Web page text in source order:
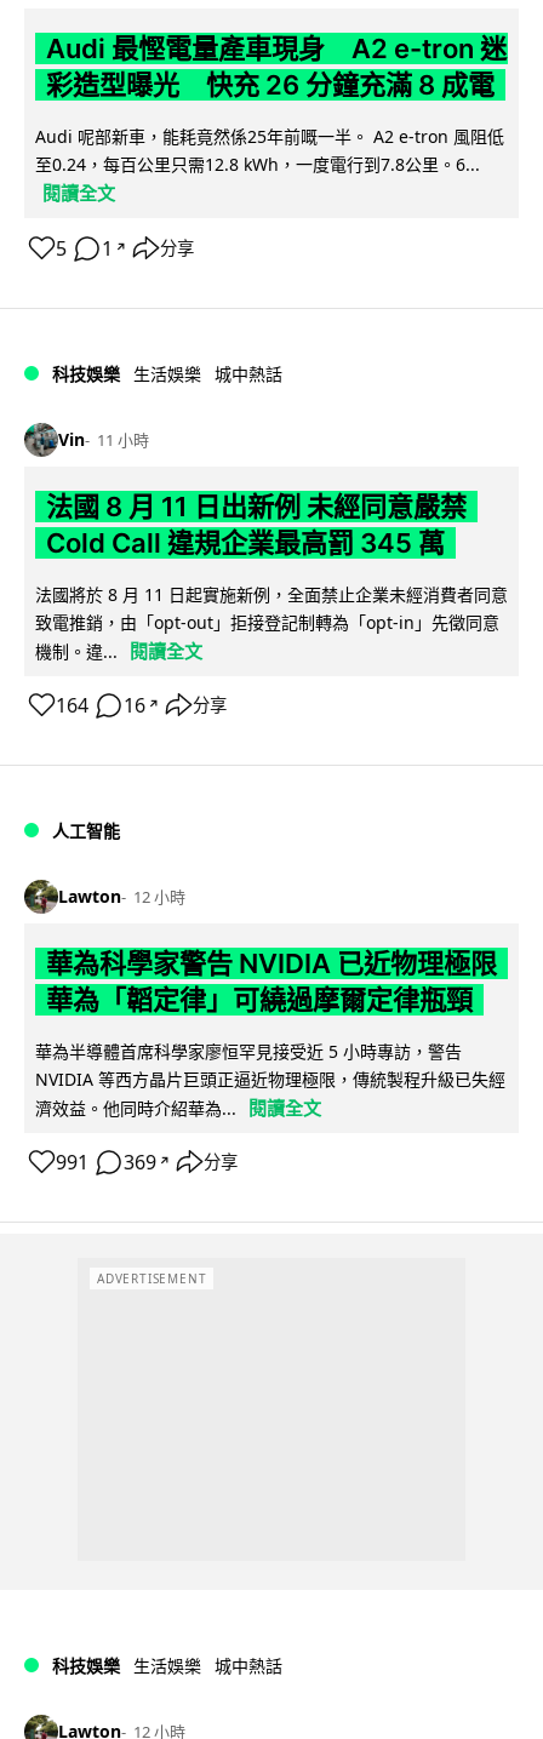
Audi 最慳電量產車現身 A2 e-tron 迷
彩造型曝光 快充 26 分鐘充滿 8 成電
Audi 呢部新車，能耗竟然係25年前嘅一半。 A2 e-tron 風阻低
至0.24，每百公里只需12.8 kWh，一度電行到7.8公里。6...
閱讀全文
5 1 ↗ 分享
科技娛樂 生活娛樂 城中熱話
Vin 11 小時
法國 8 月 11 日出新例 未經同意嚴禁
Cold Call 違規企業最高罰 345 萬
法國將於 8 月 11 日起實施新例，全面禁止企業未經消費者同意
致電推銷，由「opt-out」拒接登記制轉為「opt-in」先徵同意
機制。違...
閱讀全文
164 16 ↗ 分享
人工智能
Lawton 12 小時
華為科學家警告 NVIDIA 已近物理極限
華為「韜定律」可繞過摩爾定律瓶頸
華為半導體首席科學家廖恒罕見接受近 5 小時專訪，警告
NVIDIA 等西方晶片巨頭正逼近物理極限，傳統製程升級已失經
濟效益。他同時介紹華為...
閱讀全文
991 369 ↗ 分享
ADVERTISEMENT
科技娛樂 生活娛樂 城中熱話
Lawton 12 小時